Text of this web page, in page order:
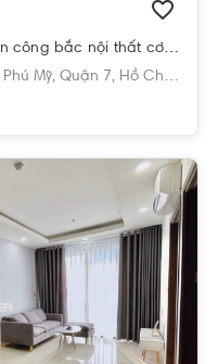
Căn hộ Q7 Boulevard hướng ban công bắc nội thất cơ bản diện tích 57.1m²
Phú Mỹ, Quận 7, Hồ Chí Minh